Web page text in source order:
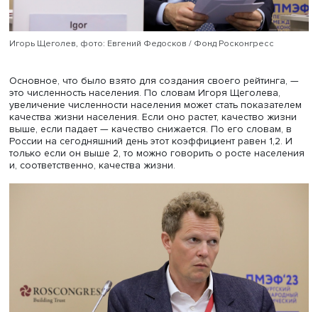
Полномочный представитель президента РФ в
федеральном округе Игорь Щеголев рассказал, что
в ЦФО такого рейтинга стало попыткой соединить
хорошее? Да, это попытка сосредоточиться на
начал он. — Совпадает ли это главное у разных наций и
цивилизаций? Наверное, нет. Мы попытались взять
лучшее и посмотреть, как это будет приживаться на
почве».